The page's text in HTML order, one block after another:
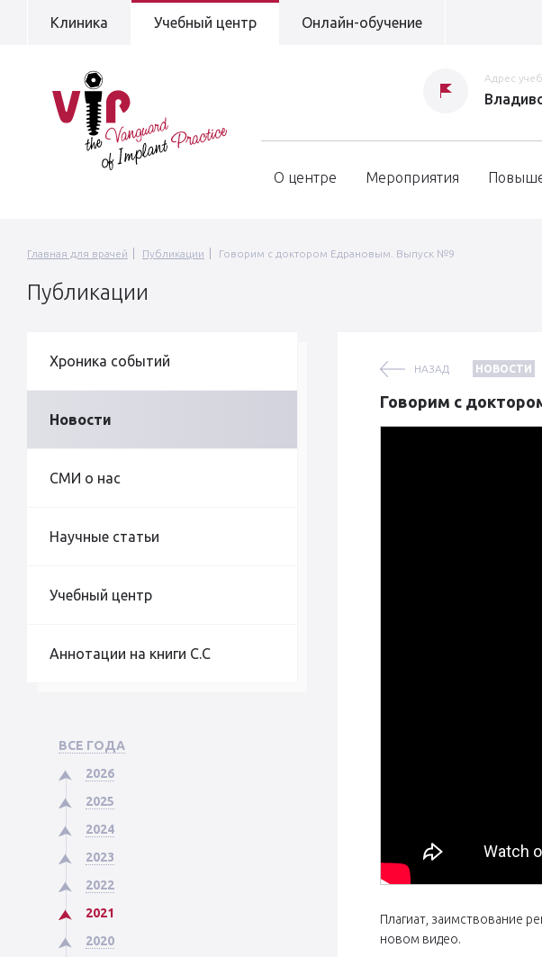
Клиника Учебный центр Онлайн-обучение
Адрес
О центре Мероприятия
Главная для врачей Публикации Говорим с доктором Едрановым. Выпуск №9
Публикации
Хроника событий
Новости
СМИ о нас
Научные статьи
Учебный центр
Аннотации на книги С.С
ВСЕ ГОДА
2026
2025
2024
2023
2022
2021
2020
НАЗАД НОВОСТИ
Говорим с
Плагиат, заимствование
новом видео.